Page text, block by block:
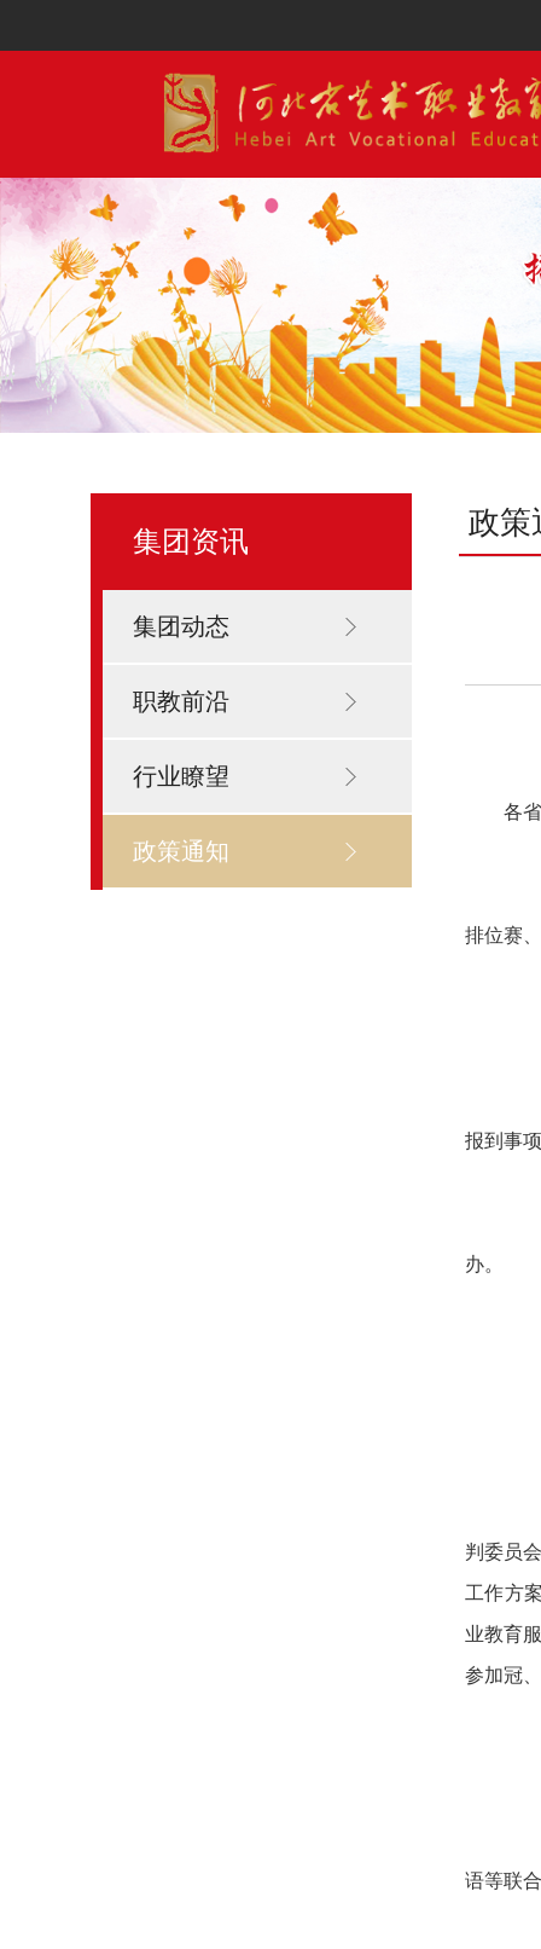
集团资讯
集团动态
职教前沿
行业瞭望
政策通知
政策
各
排位赛
报到事
办。
判委员
工作方
业教育
参加冠
语等联